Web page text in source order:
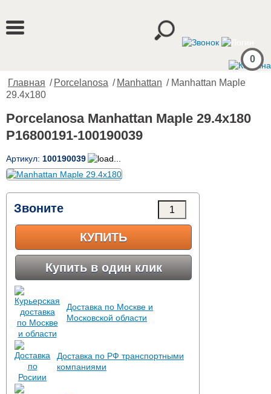
0
Главная / Porcelanosa / Manhattan / Manhattan Maple
29.4x180
Porcelanosa Manhattan Maple 29.4x180
P16800191-100190039
Артикул: 100190039
Звоните
КУПИТЬ
Купить в один клик
Доставка по Москве и
Московской области
Доставка по РФ транспортными
компаниями